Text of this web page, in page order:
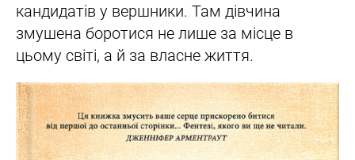
кандидатів у вершники. Там дівчина
змушена боротися не лише за місце в
цьому світі, а й за власне життя.